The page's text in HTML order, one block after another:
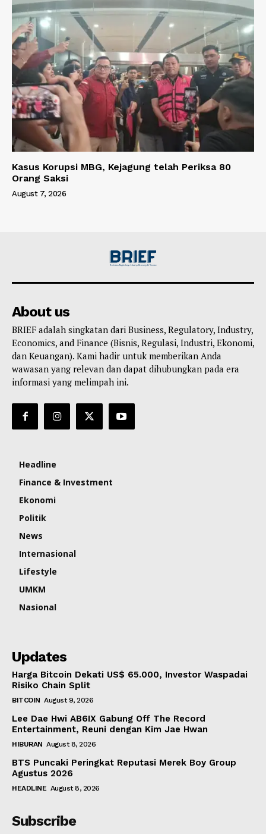
Kasus Korupsi MBG, Kejagung telah Periksa 80
Orang Saksi
August 7, 2026
About us
BRIEF adalah singkatan dari Business, Regulatory, Industry,
Economics, and Finance (Bisnis, Regulasi, Industri, Ekonomi,
dan Keuangan). Kami hadir untuk memberikan Anda
wawasan yang relevan dan dapat dihubungkan pada era
informasi yang melimpah ini.
Headline
Finance & Investment
Ekonomi
Politik
News
Internasional
Lifestyle
UMKM
Nasional
Updates
Harga Bitcoin Dekati US$ 65.000, Investor Waspadai
Risiko Chain Split
BITCOIN August 9, 2026
Lee Dae Hwi AB6IX Gabung Off The Record
Entertainment, Reuni dengan Kim Jae Hwan
HIBURAN August 8, 2026
BTS Puncaki Peringkat Reputasi Merek Boy Group
Agustus 2026
HEADLINE August 8, 2026
Subscribe